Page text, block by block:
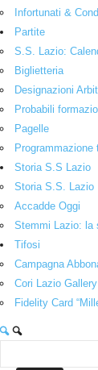
Infortunati &
Partite
S.S. Lazio:
Biglietteria
Designazioni
Probabili
Pagelle
Programmazione
Storia S.S Lazio
Storia S.S. Lazio
Accadde Oggi
Stemmi Lazio: la
Tifosi
Campagna
Cori Lazio Gallery
Fidelity Card